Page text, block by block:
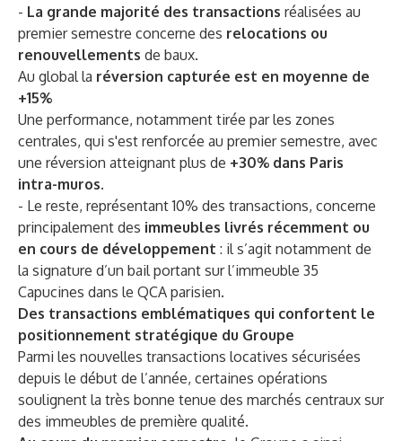
- La grande majorité des transactions réalisées au
premier semestre concerne des relocations ou
renouvellements de baux.
Au global la réversion capturée est en moyenne de
+15%
Une performance, notamment tirée par les zones
centrales, qui s'est renforcée au premier semestre, avec
une réversion atteignant plus de +30% dans Paris
intra-muros.
- Le reste, représentant 10% des transactions, concerne
principalement des immeubles livrés récemment ou
en cours de développement : il s’agit notamment de
la signature d’un bail portant sur l’immeuble 35
Capucines dans le QCA parisien.
Des transactions emblématiques qui confortent le
positionnement stratégique du Groupe
Parmi les nouvelles transactions locatives sécurisées
depuis le début de l’année, certaines opérations
soulignent la très bonne tenue des marchés centraux sur
des immeubles de première qualité.